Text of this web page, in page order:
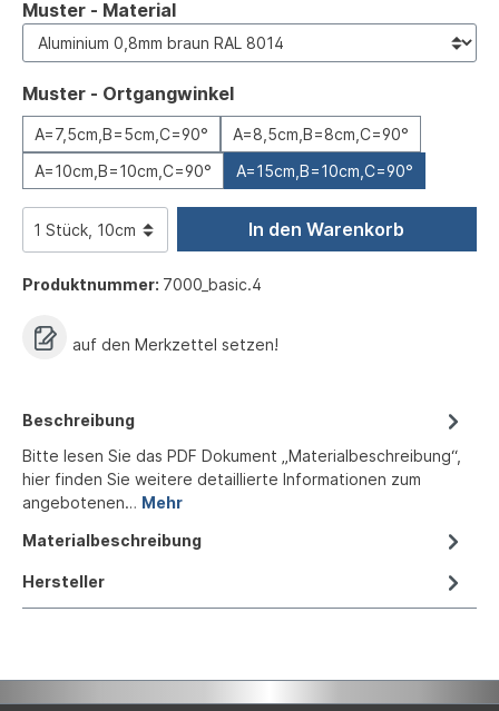
Muster - Materialauswählen
Muster - Ortgangwinkelauswählen
A=7,5cm,B=5cm,C=90°
A=8,5cm,B=8cm,C=90°
A=10cm,B=10cm,C=90°
A=15cm,B=10cm,C=90°
In den Warenkorb
Produktnummer: 7000_basic.4
auf den Merkzettel setzen!
Beschreibung
Bitte lesen Sie das PDF Dokument „Materialbeschreibung“,
hier finden Sie weitere detaillierte Informationen zum
angebotenen… Mehr
Materialbeschreibung
Hersteller